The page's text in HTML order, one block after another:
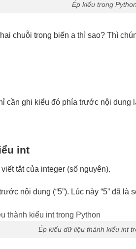
Ép kiểu trong Python
chuỗi trong biến a thì sao? Thì
cần ghi kiểu đó phía trước nội dung
int
tắt của integer (số nguyên).
nội dung (“5”). Lúc này “5” đã
Ép kiểu dữ liệu thành kiểu int